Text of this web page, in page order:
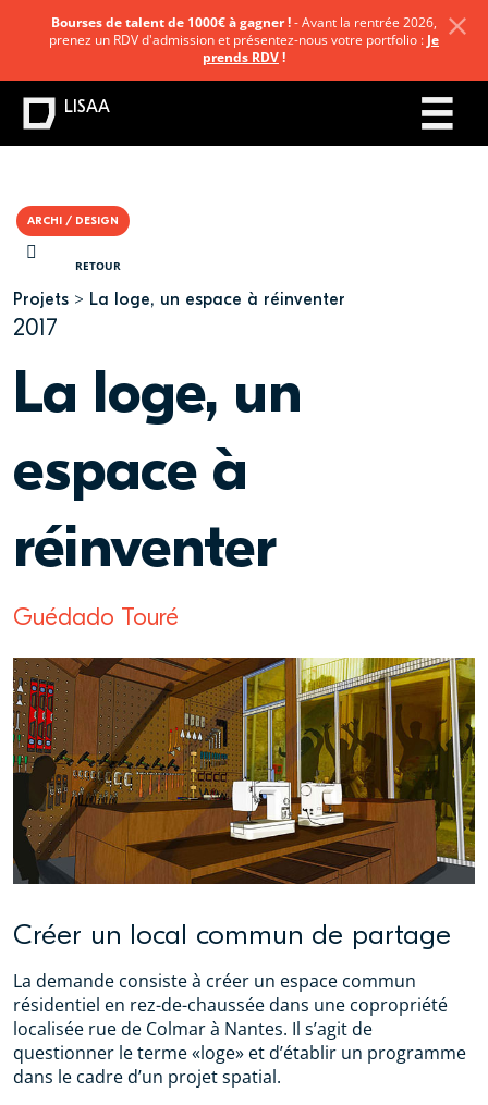
ARCHI / DESIGN
RETOUR
Projets La loge, un espace à réinventer
2017
La loge, un
espace à
réinventer
Guédado Touré
Créer un local commun de partage
La demande consiste à créer un espace commun
résidentiel en rez-de-chaussée dans une copropriété
localisée rue de Colmar à Nantes. Il s’agit de
questionner le terme «loge» et d’établir un programme
dans le cadre d’un projet spatial.
Bourses de talent de 1000€ à gagner !- Avant la rentrée 2026,
prenez un RDV d'admission et présentez-nous votre portfolio : Je
prends RDV!
LISAA